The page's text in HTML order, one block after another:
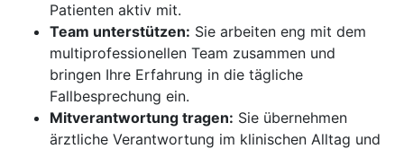
Patienten aktiv mit.
Team unterstützen: Sie arbeiten eng mit dem
multiprofessionellen Team zusammen und
bringen Ihre Erfahrung in die tägliche
Fallbesprechung ein.
Mitverantwortung tragen: Sie übernehmen
ärztliche Verantwortung im klinischen Alltag und